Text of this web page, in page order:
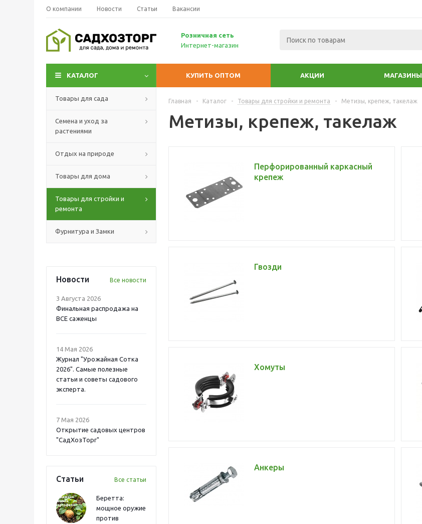
О компании Новости Статьи Вакансии
Розничная сеть
Интернет-магазин
КАТАЛОГ КУПИТЬ ОПТОМ АКЦИИ МАГАЗИНЫ
Товары для сада
Семена и уход за
растениями
Отдых на природе
Товары для дома
Товары для стройки и
ремонта
Фурнитура и Замки
Новости Все новости
3 Августа 2026
Финальная распродажа на
ВСЕ саженцы
14 Мая 2026
Журнал "Урожайная Сотка
2026". Самые полезные
статьи и советы садового
эксперта.
7 Мая 2026
Открытие садовых центров
"СадХозТорг"
Статьи Все статьи
Беретта:
мощное оружие
против
Главная - Каталог - Товары для стройки и ремонта - Метизы, крепеж, такелаж
Метизы, крепеж, такелаж
Перфорированный каркасный
крепеж
Гвозди
Хомуты
Анкеры